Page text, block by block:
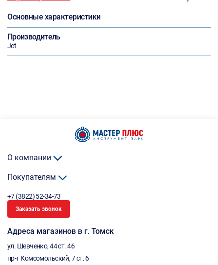
Основные характеристики
Производитель
Jet
О компании
Покупателям
+7 (3822) 52-34-73
Заказать звонок
Адреса магазинов в г. Томск
ул. Шевченко, 44 ст. 46
пр-т Комсомольский, 7 ст. 6